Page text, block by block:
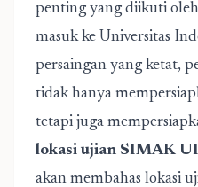
penting yang diikuti
masuk ke Universitas
persaingan yang ketat,
tidak hanya
tetapi juga
lokasi ujian SIMAK UI
akan membahas lokasi